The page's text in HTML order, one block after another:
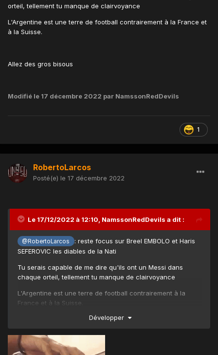
orteil, tellement tu manque de clairvoyance
L'Argentine est une terre de football contrairement à la France et
à la Suisse.
Allez des gros bisous
Modifié le 17 décembre 2022 par NamssonRedDevils
1
RobertoLarcos
Posté(e) le 17 décembre 2022
Le 17/12/2022 à 12:10, NamssonRedDevils a dit :
@RobertoLarcos
: reste focus sur Breel EMBOLO et Haris
SEFEROVIC les diables de la Nati
Tu serais capable de me dire qu'ils ont un Messi dans
chaque orteil, tellement tu manque de clairvoyance
L'Argentine est une terre de football contrairement à la
France et à la Suisse.
Allez des gros bisous
Développer